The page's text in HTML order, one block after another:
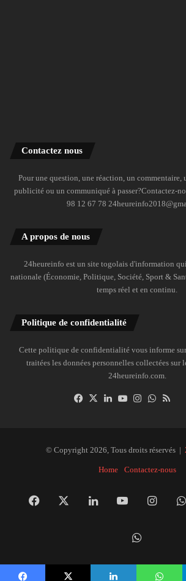
Contactez nous
Pour une question, une réaction, un commentaire,
publicité ou un communiqué à passer?Contactez-
98 12 67 78
A propos de nous
24heureinfo est un site togolais d'information
nationale (Économie, Politique, Société, Sport &
temps réel et en continu.
Politique de confidentialité
Cette politique de confidentialité vous informe
traitées les données personnelles collectées sur
24heureinfo.com.
Facebook
X LinkedinYouTubeInstagram
© Copyright 2026, Tous droits réservés |
Home Contactez-nous
Facebook LinkedinYouTube
la